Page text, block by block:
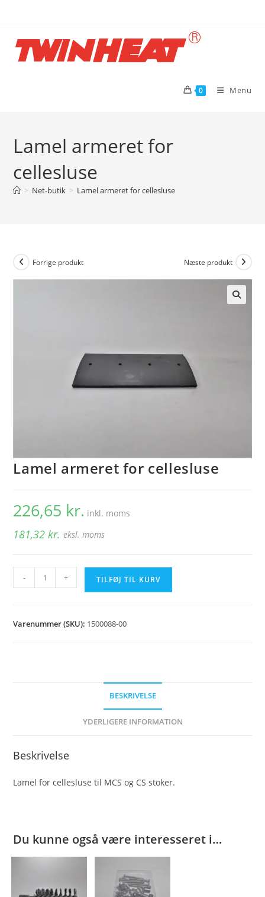
content
0 Menu
Lamel armeret for
cellesluse
> Net-butik > Lamel armeret for cellesluse
Forrige produkt Næste produkt
Lamel armeret for cellesluse
226,65 kr. inkl. moms
181,32kr. eksl. moms
armeret
- + TILFØJ TIL KURV
Varenummer (SKU): 1500088-00
BESKRIVELSE
YDERLIGERE INFORMATION
Beskrivelse
Lamel for cellesluse til MCS og CS stoker.
Du kunne også være interesseret i…